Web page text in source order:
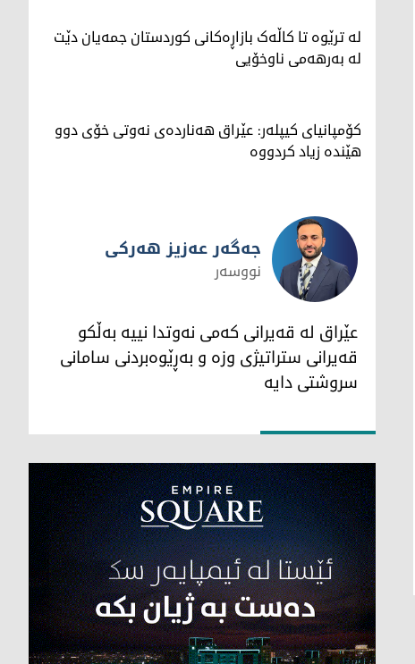
لە ترێوە تا کاڵەک بازاڕەکانی کوردستان جمەیان دێت
لە بەرهەمی ناوخۆیی
کۆمپانیای کیپلەر: عێراق هەناردەی نەوتی خۆی دوو
هێندە زیاد کردووە
جەگەر عەزیز هەرکی
جەگەر عەزیز هەرکی
نووسەر
عێراق لە قەیرانی کەمی نەوتدا نییە بەڵکو
قەیرانی ستراتیژی وزە و بەڕێوەبردنی سامانی
سروشتی دایە